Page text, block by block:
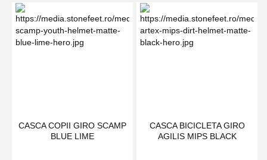
CASCA COPII GIRO SCAMP
BLUE LIME
CASCA BICICLETA GIRO
AGILIS MIPS BLACK